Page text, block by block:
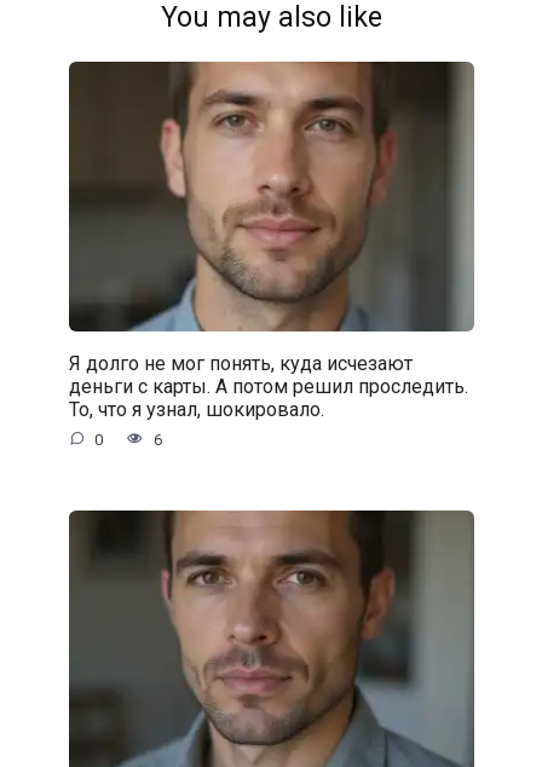
You may also like
Я долго не мог понять, куда исчезают
деньги с карты. А потом решил проследить.
То, что я узнал, шокировало.
0 6